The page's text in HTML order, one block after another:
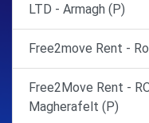
LTD - Armagh (P)
Free2move Rent -
Free2Move Rent -
Magherafelt (P)